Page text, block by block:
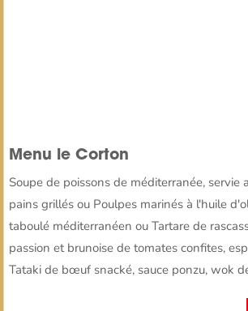
Menu le Corton
Soupe de poissons de méditerranée, servie
pains grillés ou Poulpes marinés à l'huile
taboulé méditerranéen ou Tartare de
passion et brunoise de tomates confites,
Tataki de bœuf snacké, sauce ponzu, wok